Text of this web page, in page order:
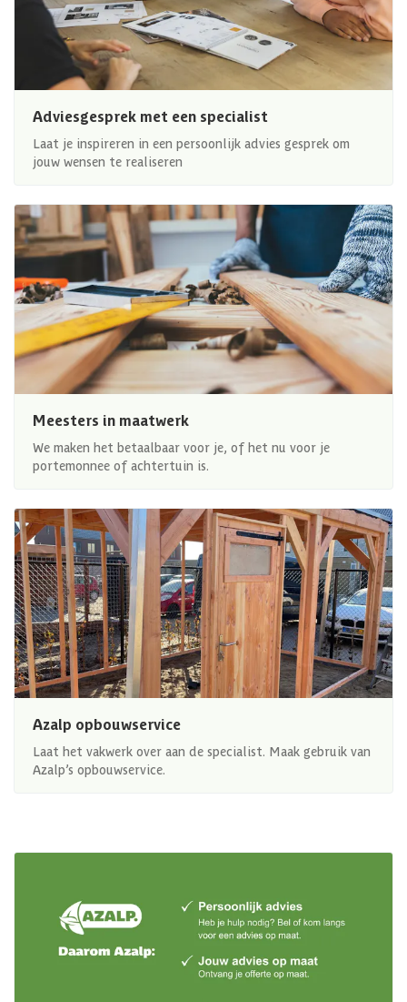
Adviesgesprek met een specialist
Laat je inspireren in een persoonlijk advies gesprek om
jouw wensen te realiseren
Meesters in maatwerk
We maken het betaalbaar voor je, of het nu voor je
portemonnee of achtertuin is.
Azalp opbouwservice
Laat het vakwerk over aan de specialist. Maak gebruik van
Azalp’s opbouwservice.